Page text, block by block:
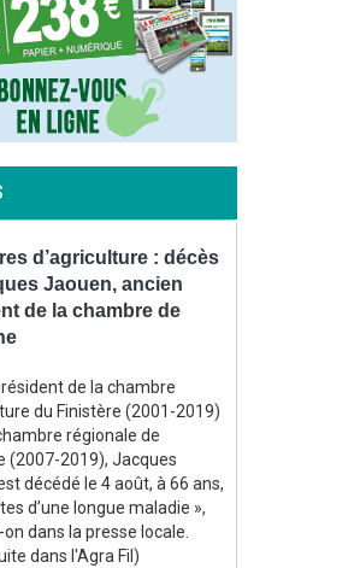
d’agriculture : décès
Jaouen, ancien
de la chambre de
de la chambre
du Finistère (2001-2019)
régionale de
(2007-2019), Jacques
décédé le 4 août, à 66 ans,
d’une longue maladie »,
dans la presse locale.
dans l'Agra Fil)